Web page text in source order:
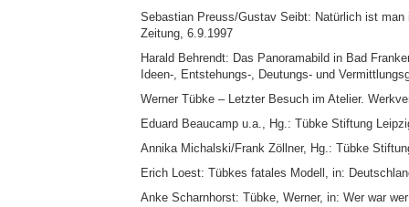
Sebastian Preuss/Gustav Seibt: Natürlich ist
Zeitung, 6.9.1997
Harald Behrendt: Das Panoramabild in Bad
Ideen-, Entstehungs-, Deutungs- und
Werner Tübke – Letzter Besuch im Atelier.
Eduard Beaucamp u.a., Hg.: Tübke Stiftung
Annika Michalski/Frank Zöllner, Hg.: Tübke
Erich Loest: Tübkes fatales Modell, in:
Anke Scharnhorst: Tübke, Werner, in: Wer war